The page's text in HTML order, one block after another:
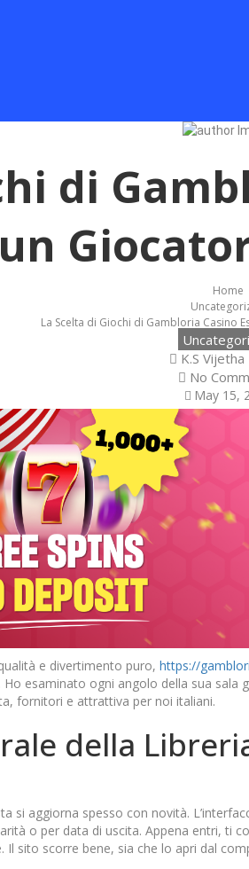
di
un
Home
La Scelta di Giochi di Gambloria Casino
K.S
No
May 15,
e divertimento puro, https://
esaminato ogni angolo della sua sala
fornitori e attrattiva per noi italiani.
della
si aggiorna spesso con novità.
o per data di uscita. Appena entri, ti
sito scorre bene, sia che lo apri dal